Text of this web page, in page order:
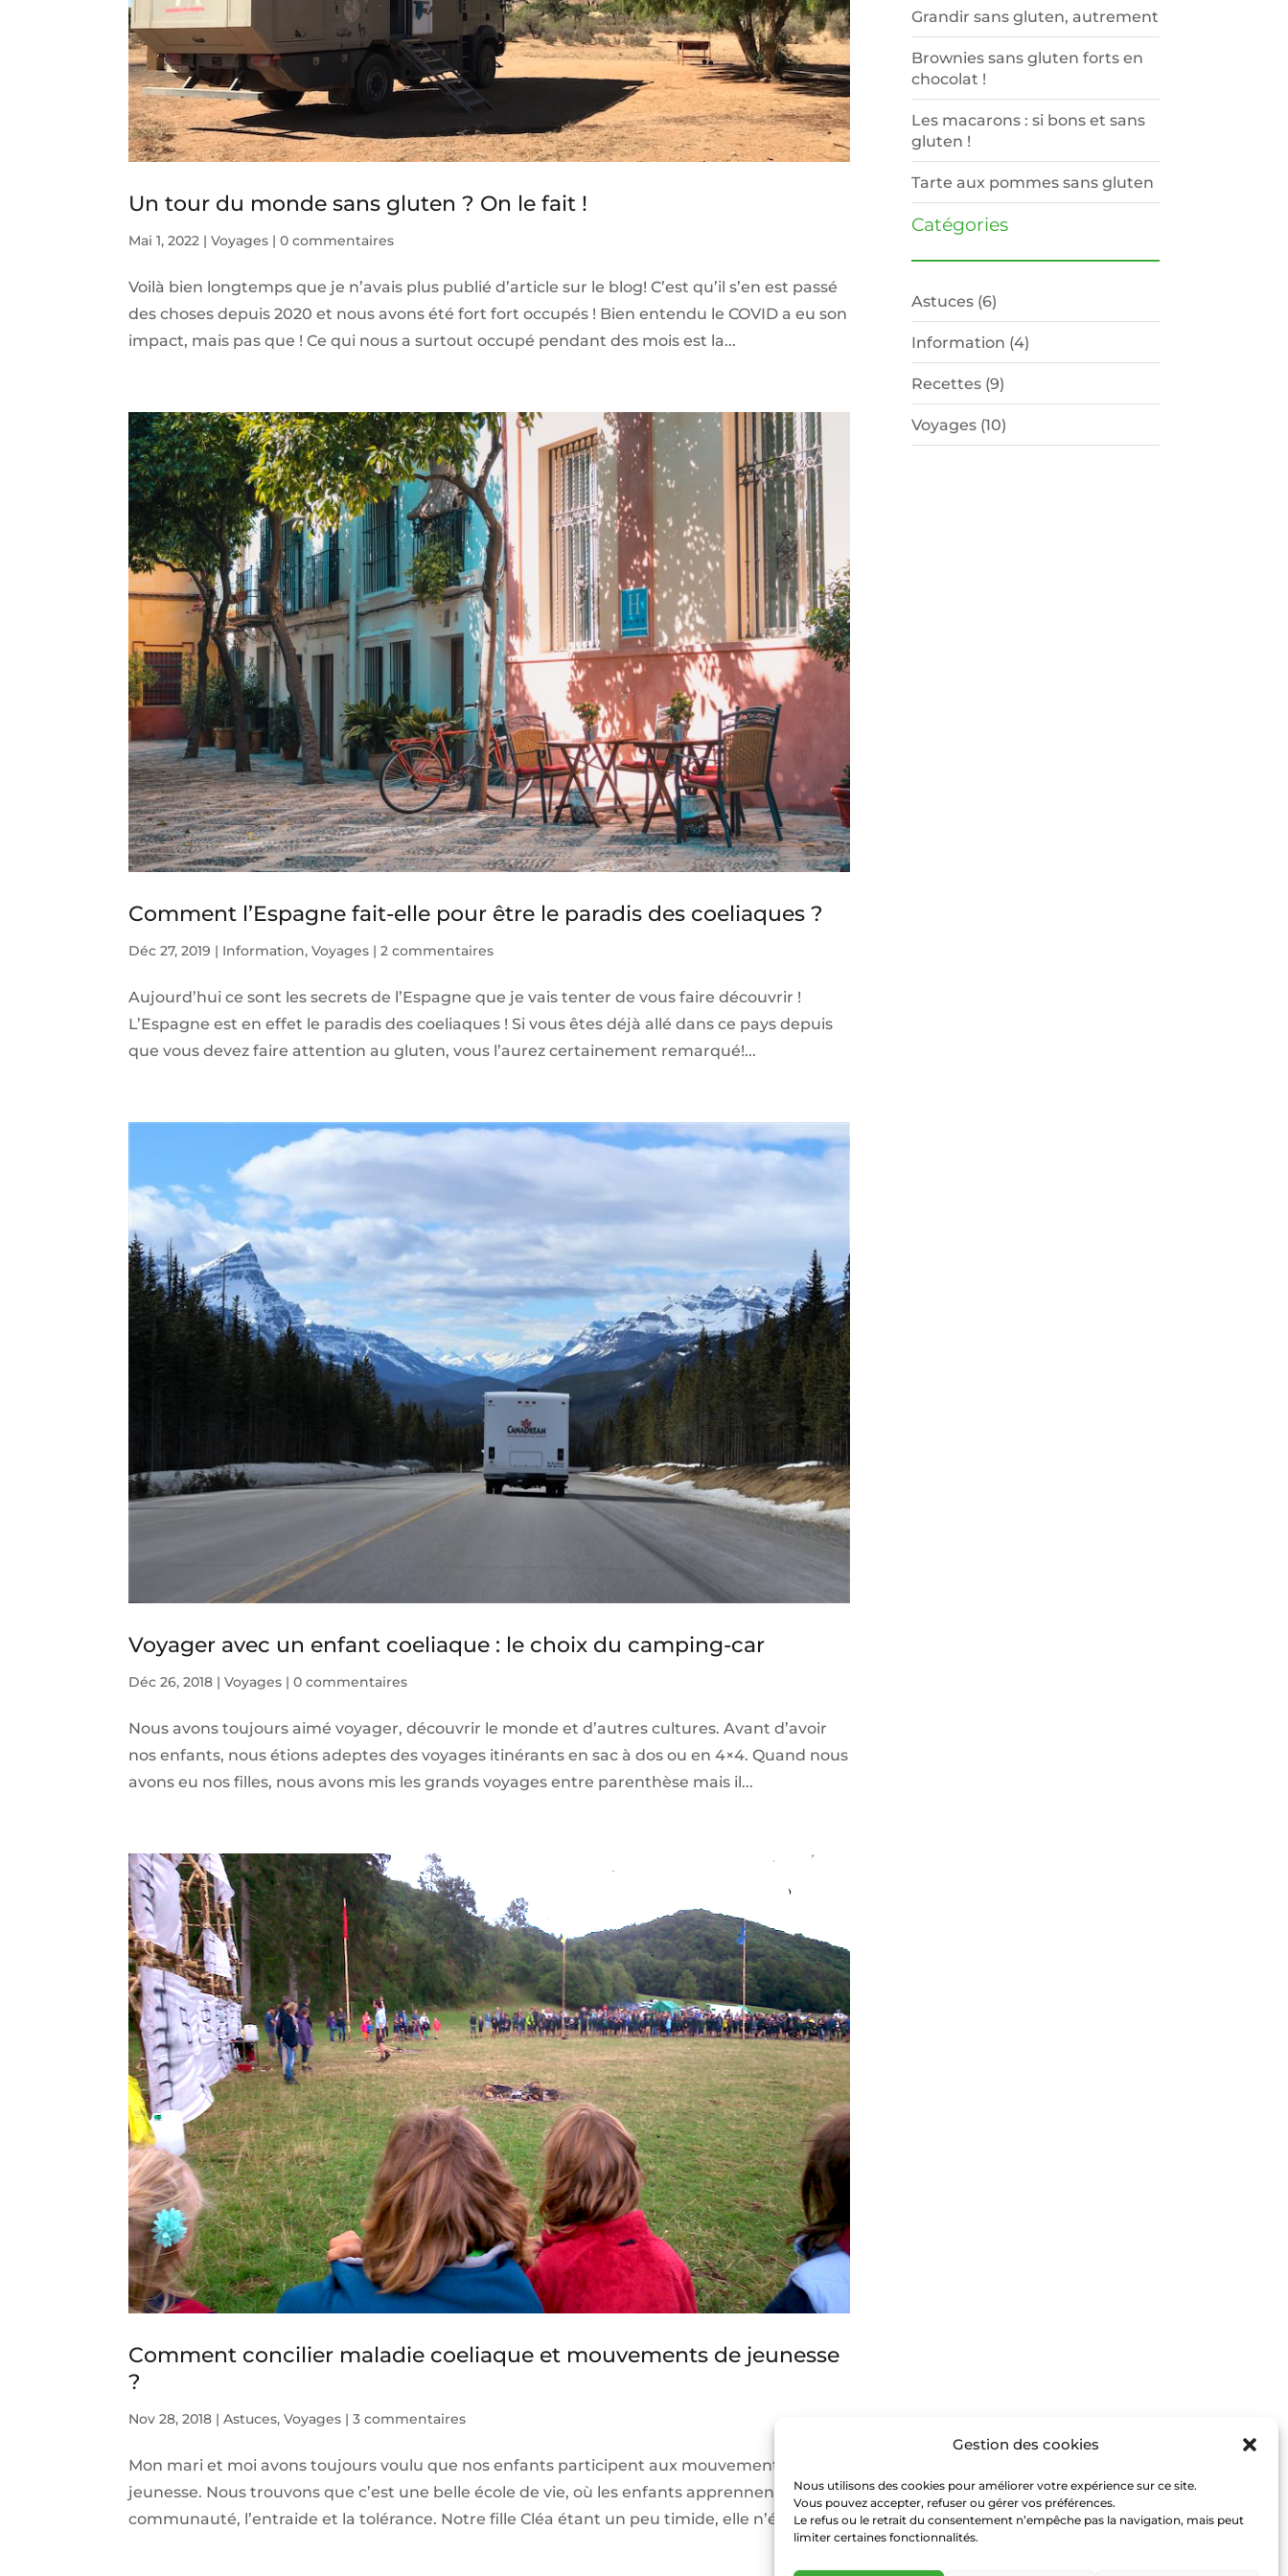
Gestion des cookies
Nous utilisons des cookies pour améliorer votre expérience sur ce site.
Vous pouvez accepter, refuser ou gérer vos préférences.
Le refus ou le retrait du consentement n’empêche pas la navigation, mais peut
limiter certaines fonctionnalités.
Un tour du monde sans gluten ? On le fait !
Mai 1, 2022 |Voyages |0 commentaires
Voilà bien longtemps que je n’avais plus publié d’article sur le blog! C’est qu’il s’en est passé
des choses depuis 2020 et nous avons été fort fort occupés ! Bien entendu le COVID a eu son
impact, mais pas que ! Ce qui nous a surtout occupé pendant des mois est la...
Comment l’Espagne fait-elle pour être le paradis des coeliaques ?
Déc 27, 2019 | Information,Voyages |2 commentaires
Aujourd’hui ce sont les secrets de l’Espagne que je vais tenter de vous faire découvrir !
L’Espagne est en effet le paradis des coeliaques ! Si vous êtes déjà allé dans ce pays depuis
que vous devez faire attention au gluten, vous l’aurez certainement remarqué!...
Voyager avec un enfant coeliaque : le choix du camping-car
Déc 26, 2018 |Voyages |0 commentaires
Nous avons toujours aimé voyager, découvrir le monde et d’autres cultures. Avant d’avoir
nos enfants, nous étions adeptes des voyages itinérants en sac à dos ou en 4×4. Quand nous
avons eu nos filles, nous avons mis les grands voyages entre parenthèse mais il...
Comment concilier maladie coeliaque et mouvements de jeunesse
?
Nov 28, 2018 |Astuces,Voyages |3 commentaires
Mon mari et moi avons toujours voulu que nos enfants participent aux mouvements de
jeunesse. Nous trouvons que c’est une belle école de vie, où les enfants apprennent la vie en
communauté, l’entraide et la tolérance. Notre fille Cléa étant un peu timide, elle n’était...
Grandir sans gluten, autrement
Brownies sans gluten forts en
chocolat !
Les macarons : si bons et sans
gluten !
Tarte aux pommes sans gluten
Catégories
Astuces(6)
Information (4)
Recettes(9)
Voyages(10)